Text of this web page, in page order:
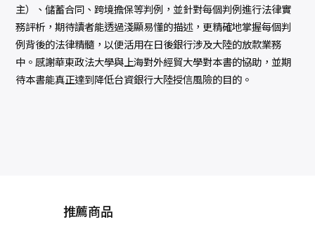
主）、儲蓄合同、跨境擔保等判例，並針對每個判例進行法律實
務評析，期待讀者能透過淺顯易懂的描述，更精確地掌握每個判
例背後的法律精髓，以便活用在日後銀行涉及大陸的放款業務
中。感謝華東政法大學與上海對外經貿大學對本書的協助，並期
待本書能真正達到降低台資銀行大陸授信風險的目的。
推薦商品